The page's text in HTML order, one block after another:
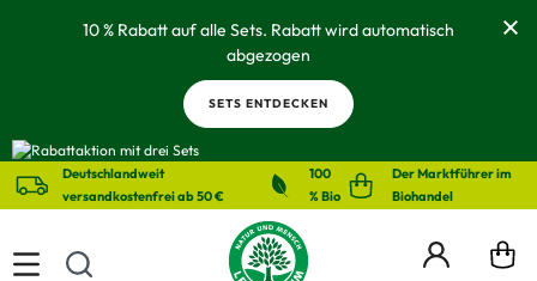
springen10 % Rabatt auf alle Sets. Rabatt wird automatisch
abgezogen
SETS ENTDECKEN
Deutschlandweit
versandkostenfrei ab 50 €
100
% Bio
Der Marktführer im
Biohandel